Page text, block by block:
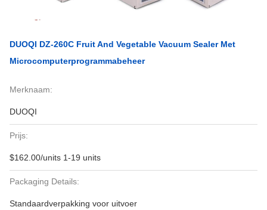
DUOQI DZ-260C Fruit And Vegetable Vacuum Sealer Met
Microcomputerprogrammabeheer
Merknaam:
DUOQI
Prijs:
$162.00/units 1-19 units
Packaging Details:
Standaardverpakking voor uitvoer